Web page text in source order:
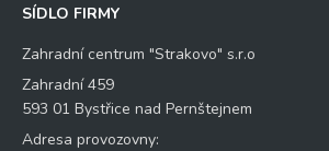
SÍDLO FIRMY
Zahradní centrum "Strakovo" s.r.o
Zahradní 459
593 01 Bystřice nad Pernštejnem
Adresa provozovny: